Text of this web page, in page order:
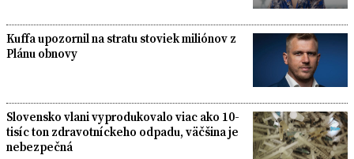
Kuffa upozornil na stratu stoviek miliónov z
Plánu obnovy
Slovensko vlani vyprodukovalo viac ako 10-
tisíc ton zdravotníckeho odpadu, väčšina je
nebezpečná